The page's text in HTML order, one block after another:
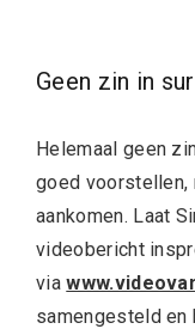
Geen zin in
Helemaal geen
goed voorstellen,
aankomen. Laat
videobericht
via
samengesteld en